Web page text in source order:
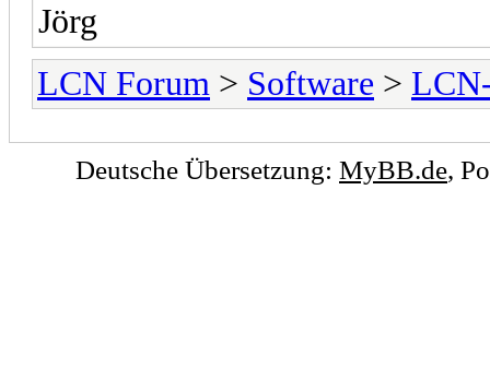
Jörg
LCN Forum > Software >
Deutsche Übersetzung: MyBB.de,